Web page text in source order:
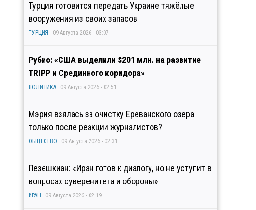
Турция готовится передать Украине тяжёлые
вооружения из своих запасов
ТУРЦИЯ 09 Августа 2026 - 03:07
Рубио: «США выделили $201 млн. на развитие
TRIPP и Срединного коридора»
ПОЛИТИКА 09 Августа 2026 - 02:51
Мэрия взялась за очистку Ереванского озера
только после реакции журналистов?
ОБЩЕСТВО 09 Августа 2026 - 02:31
Пезешкиан: «Иран готов к диалогу, но не уступит в
вопросах суверенитета и обороны»
ИРАН 09 Августа 2026 - 02:19